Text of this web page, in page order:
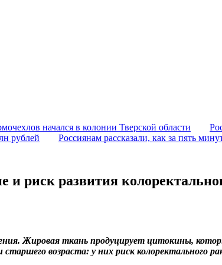
начался в колонии Тверской области
рублей
Россиянам рассказали, как за пять
и риск развития
Жировая ткань продуцирует цитокины,
возраста: у них риск колоректального